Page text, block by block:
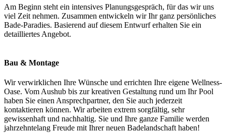
Am Beginn steht ein intensives Planungsgespräch, für das wir uns
viel Zeit nehmen. Zusammen entwickeln wir Ihr ganz persönliches
Bade-Paradies. Basierend auf diesem Entwurf erhalten Sie ein
detailliertes Angebot.
Bau & Montage
Wir verwirklichen Ihre Wünsche und errichten Ihre eigene Wellness-
Oase. Vom Aushub bis zur kreativen Gestaltung rund um Ihr Pool
haben Sie einen Ansprechpartner, den Sie auch jederzeit
kontaktieren können. Wir arbeiten extrem sorgfältig, sehr
gewissenhaft und nachhaltig. Sie und Ihre ganze Familie werden
jahrzehntelang Freude mit Ihrer neuen Badelandschaft haben!